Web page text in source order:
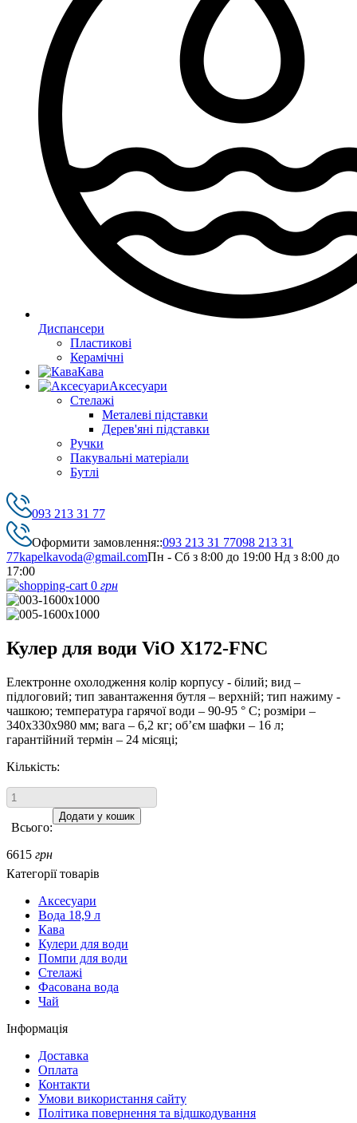
Диспансери
Пластикові
Керамічні
Кава
Аксесуари
Стелажі
Металеві підставки
Дерев'яні підставки
Ручки
Пакувальні матеріали
Бутлі
093 213 31 77
Оформити замовлення::093 213 31 77098 213 31
77kapelkavoda@gmail.comПн - Сб з 8:00 до 19:00 Нд з 8:00 до
17:00
0 грн
Кулер для води ViO Х172-FNC
Електронне охолодження колір корпусу - білий; вид –
підлоговий; тип завантаження бутля – верхній; тип нажиму -
чашкою; температура гарячої води – 90-95 ° С; розміри –
340х330х980 мм; вага – 6,2 кг; об’єм шафки – 16 л;
гарантійний термін – 24 місяці;
Кількість:
Всього:
6615 грн
Категорії товарів
Аксесуари
Вода 18,9 л
Кава
Кулери для води
Помпи для води
Стелажі
Фасована вода
Чай
Інформація
Доставка
Оплата
Контакти
Умови використання сайту
Політика повернення та відшкодування